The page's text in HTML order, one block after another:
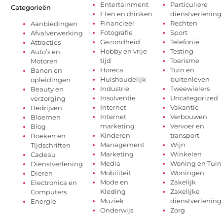
Categorieën
Aanbiedingen
Afvalverwerking
Attracties
Auto’s en
Motoren
Banen en
opleidingen
Beauty en
verzorging
Bedrijven
Bloemen
Blog
Boeken en
Tijdschriften
Cadeau
Dienstverlening
Dieren
Electronica en
Computers
Energie
Entertainment
Eten en drinken
Financieel
Fotografie
Gezondheid
Hobby en vrije
tijd
Horeca
Huishoudelijk
Industrie
Insolventie
Internet
Internet
marketing
Kinderen
Management
Marketing
Media
Mobiliteit
Mode en
Kleding
Muziek
Onderwijs
Particuliere
dienstverlening
Rechten
Sport
Telefonie
Testing
Toerisme
Tuin en
buitenleven
Tweewielers
Uncategorized
Vakantie
Verbouwen
Vervoer en
transport
Wijn
Winkelen
Woning en Tuin
Woningen
Zakelijk
Zakelijke
dienstverlening
Zorg